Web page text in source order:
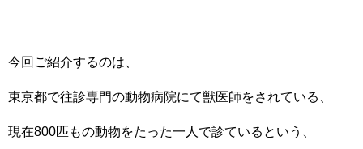
今回ご紹介するのは、
東京都で往診専門の動物病院にて獣医師をされている、
現在800匹もの動物をたった一人で診ているという、